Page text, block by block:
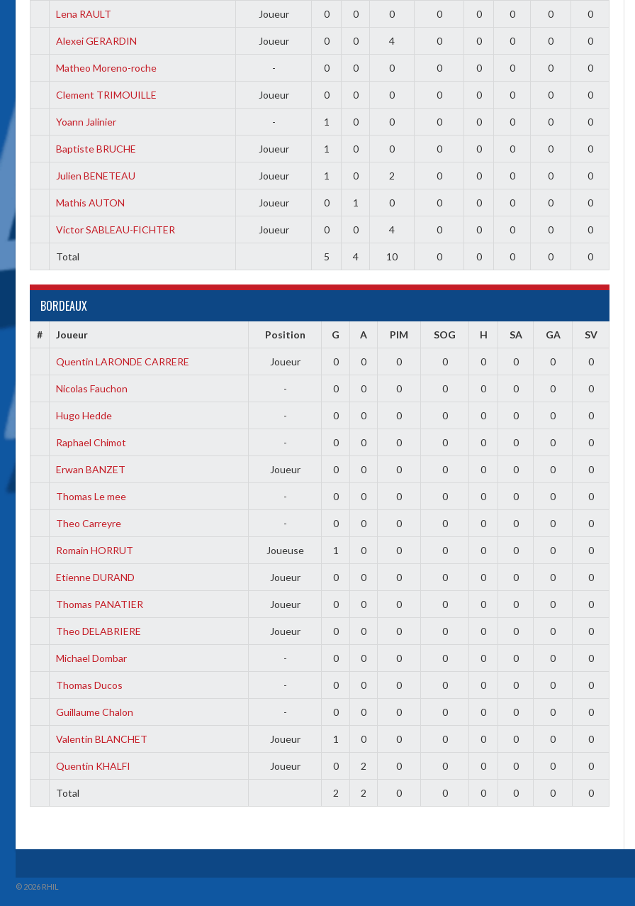
Lena RAULT Joueur 0 0 0 0 0 0 0 0
Alexei GERARDIN Joueur 0 0 4 0 0 0 0 0
Matheo Moreno-roche - 0 0 0 0 0 0 0 0
Clement TRIMOUILLE Joueur 0 0 0 0 0 0 0 0
Yoann Jalinier - 1 0 0 0 0 0 0 0
Baptiste BRUCHE Joueur 1 0 0 0 0 0 0 0
Julien BENETEAU Joueur 1 0 2 0 0 0 0 0
Mathis AUTON Joueur 0 1 0 0 0 0 0 0
Victor SABLEAU-FICHTER Joueur 0 0 4 0 0 0 0 0
Total 5 4 10 0 0 0 0 0
BORDEAUX
# Joueur Position G A PIM SOG H SA GA SV
Quentin LARONDE CARRERE Joueur 0 0 0 0 0 0 0 0
Nicolas Fauchon - 0 0 0 0 0 0 0 0
Hugo Hedde - 0 0 0 0 0 0 0 0
Raphael Chimot - 0 0 0 0 0 0 0 0
Erwan BANZET Joueur 0 0 0 0 0 0 0 0
Thomas Le mee - 0 0 0 0 0 0 0 0
Theo Carreyre - 0 0 0 0 0 0 0 0
Romain HORRUT Joueuse 1 0 0 0 0 0 0 0
Etienne DURAND Joueur 0 0 0 0 0 0 0 0
Thomas PANATIER Joueur 0 0 0 0 0 0 0 0
Theo DELABRIERE Joueur 0 0 0 0 0 0 0 0
Michael Dombar - 0 0 0 0 0 0 0 0
Thomas Ducos - 0 0 0 0 0 0 0 0
Guillaume Chalon - 0 0 0 0 0 0 0 0
Valentin BLANCHET Joueur 1 0 0 0 0 0 0 0
Quentin KHALFI Joueur 0 2 0 0 0 0 0 0
Total 2 2 0 0 0 0 0 0
© 2026 RHIL